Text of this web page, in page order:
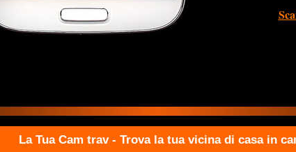
La Tua Cam trav - Trova la tua vicina di casa in